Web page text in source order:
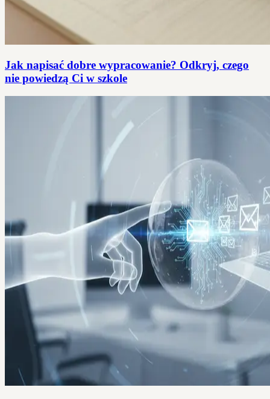
Jak napisać dobre wypracowanie? Odkryj, czego
nie powiedzą Ci w szkole